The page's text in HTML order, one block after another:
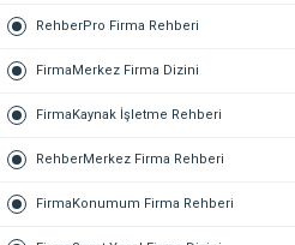
RehberPro Firma Rehberi
FirmaMerkez Firma Dizini
FirmaKaynak İşletme Rehberi
RehberMerkez Firma Rehberi
FirmaKonumum Firma Rehberi